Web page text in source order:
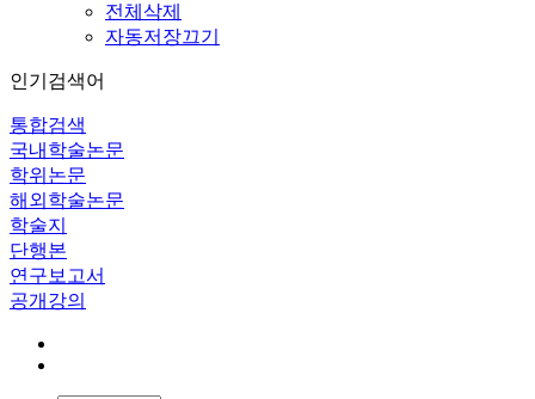
전체삭제
자동저장끄기
인기검색어
통합검색
국내학술논문
학위논문
해외학술논문
학술지
단행본
연구보고서
공개강의